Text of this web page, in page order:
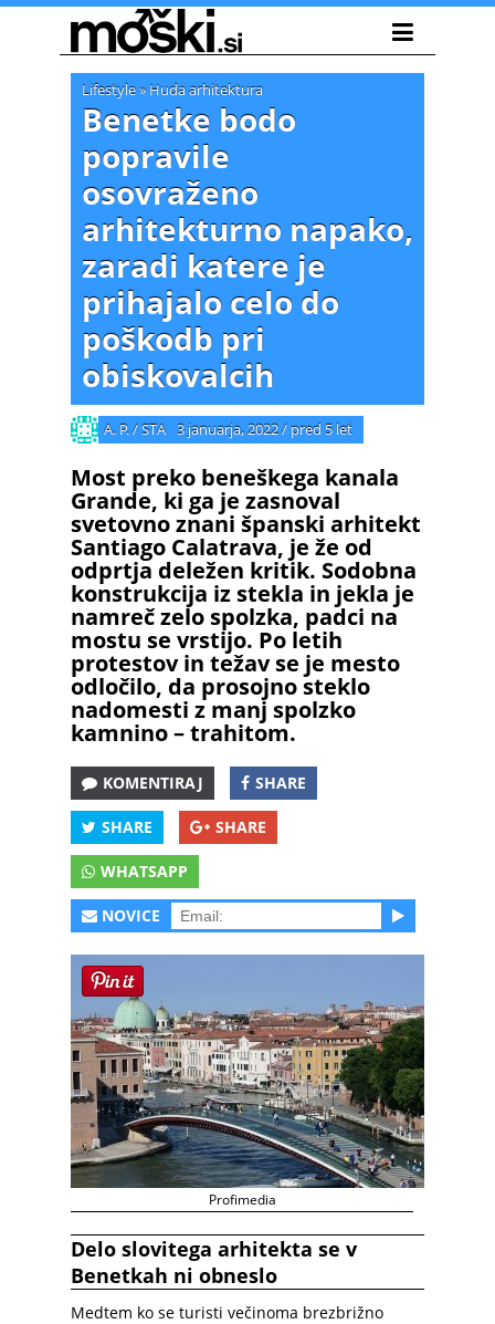
Lifestyle» Huda arhitektura
Benetke bodo
popravile
osovraženo
arhitekturno napako,
zaradi katere je
prihajalo celo do
poškodb pri
obiskovalcih
A. P. / STA 3 januarja, 2022/ pred 5 let
Most preko beneškega kanala
Grande, ki ga je zasnoval
svetovno znani španski arhitekt
Santiago Calatrava, je že od
odprtja deležen kritik. Sodobna
konstrukcija iz stekla in jekla je
namreč zelo spolzka, padci na
mostu se vrstijo. Po letih
protestov in težav se je mesto
odločilo, da prosojno steklo
nadomesti z manj spolzko
kamnino – trahitom.
KOMENTIRAJ SHARE
SHARE SHARE
WHATSAPP
NOVICE
Profimedia
Delo slovitega arhitekta se v
Benetkah ni obneslo
Medtem ko se turisti večinoma brezbrižno